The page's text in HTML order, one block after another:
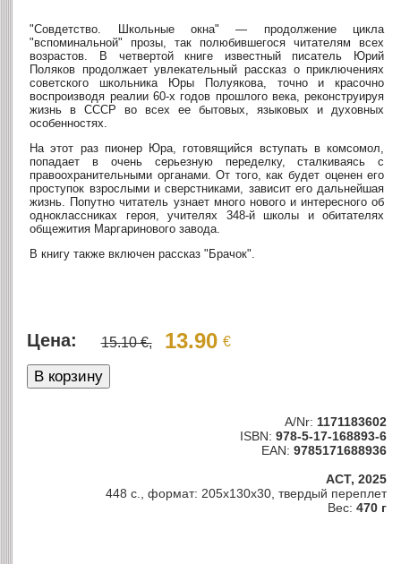
"Совдетство. Школьные окна" — продолжение цикла
"вспоминальной" прозы, так полюбившегося читателям всех
возрастов. В четвертой книге известный писатель Юрий
Поляков продолжает увлекательный рассказ о приключениях
советского школьника Юры Полуякова, точно и красочно
воспроизводя реалии 60-х годов прошлого века, реконструируя
жизнь в СССР во всех ее бытовых, языковых и духовных
особенностях.
На этот раз пионер Юра, готовящийся вступать в комсомол,
попадает в очень серьезную переделку, сталкиваясь с
правоохранительными органами. От того, как будет оценен его
проступок взрослыми и сверстниками, зависит его дальнейшая
жизнь. Попутно читатель узнает много нового и интересного об
одноклассниках героя, учителях 348-й школы и обитателях
общежития Маргаринового завода.
В книгу также включен рассказ "Брачок".
Цена: 15.10 €, 13.90 €
A/Nr: 1171183602
ISBN: 978-5-17-168893-6
EAN: 9785171688936
АСТ, 2025
448 с., формат: 205x130x30, твердый переплет
Вес: 470 г